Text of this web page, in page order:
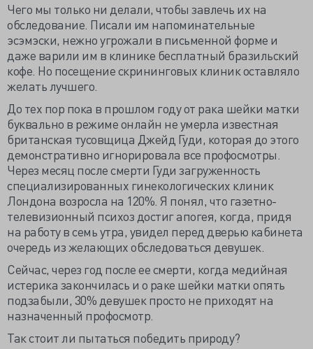
Чего мы только ни делали, чтобы завлечь их на
обследование. Писали им напоминательные
эсэмэски, нежно угрожали в письменной форме и
даже варили им в клинике бесплатный бразильский
кофе. Но посещение скрининговых клиник оставляло
желать лучшего.
До тех пор пока в прошлом году от рака шейки матки
буквально в режиме онлайн не умерла известная
британская тусовщица Джейд Гуди, которая до этого
демонстративно игнорировала все профосмотры.
Через месяц после смерти Гуди загруженность
специализированных гинекологических клиник
Лондона возросла на 120%. Я понял, что газетно-
телевизионный психоз достиг апогея, когда, придя
на работу в семь утра, увидел перед дверью кабинета
очередь из желающих обследоваться девушек.
Сейчас, через год после ее смерти, когда медийная
истерика закончилась и о раке шейки матки опять
подзабыли, 30% девушек просто не приходят на
назначенный профосмотр.
Так стоит ли пытаться победить природу?